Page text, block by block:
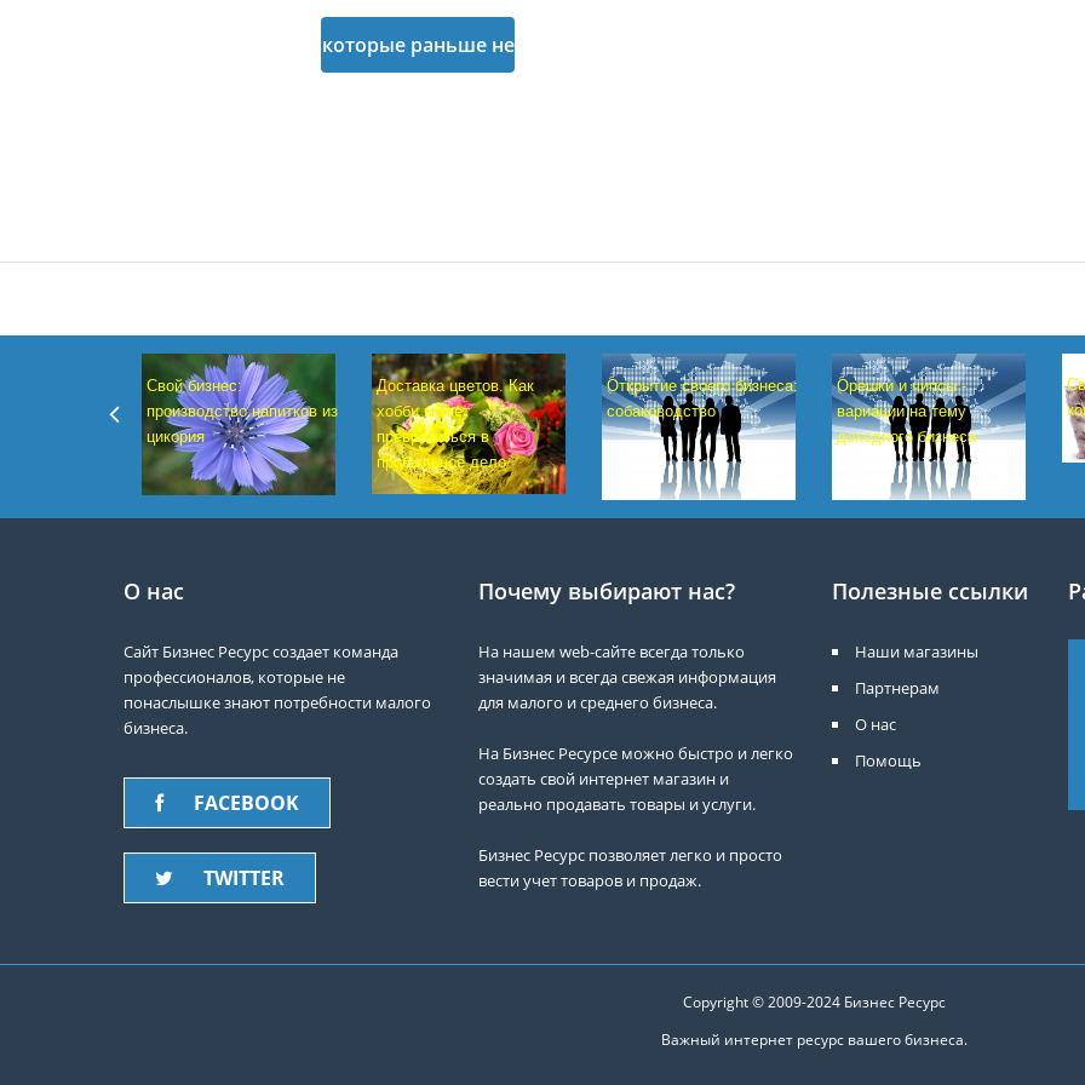
которые раньше не
Свой бизнес:
производство напитков из
цикория
Доставка цветов. Как
хобби может
превратиться в
прибыльное дело
Открытие своего бизнеса:
собаководство
Орешки и чипсы -
вариации на тему
доходного бизнеса
О нас
Сайт Бизнес Ресурс создает команда
профессионалов, которые не
понаслышке знают потребности малого
бизнеса.
FACEBOOK
TWITTER
Почему выбирают нас?
На нашем web-сайте всегда только
значимая и всегда свежая информация
для малого и среднего бизнеса.
На Бизнес Ресурсе можно быстро и легко
создать свой интернет магазин и
реально продавать товары и услуги.
Бизнес Ресурс позволяет легко и просто
вести учет товаров и продаж.
Полезные ссылки
Наши магазины
Партнерам
О нас
Помощь
Copyright © 2009-2024 Бизнес Ресурс
Важный интернет ресурс вашего бизнеса.